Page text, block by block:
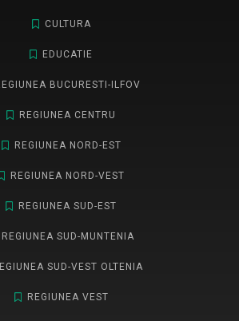
CULTURA
EDUCATIE
BUCURESTI-ILFOV
REGIUNEA CENTRU
REGIUNEA NORD-EST
REGIUNEA NORD-VEST
REGIUNEA SUD-EST
REGIUNEA SUD-MUNTENIA
SUD-VEST OLTENIA
REGIUNEA VEST